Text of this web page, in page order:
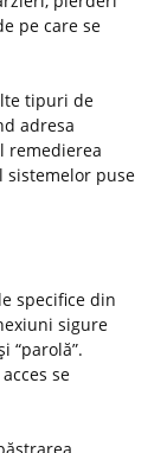
pe care se
tipuri de
adresa
remedierea
sistemelor puse
specifice din
sigure
“parolă”.
se